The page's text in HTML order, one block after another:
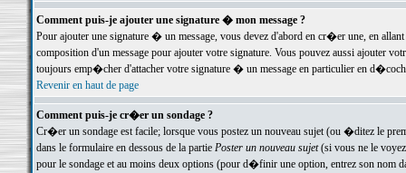
Comment puis-je ajouter une signature � mon message ?
Pour ajouter une signature � un message, vous devez d'abord en cr�er une, en
composition d'un message pour ajouter votre signature. Vous pouvez aussi ajouter
toujours emp�cher d'attacher votre signature � un message en particulier en
Revenir en haut de page
Comment puis-je cr�er un sondage ?
Cr�er un sondage est facile; lorsque vous postez un nouveau sujet (ou �ditez le
dans le formulaire en dessous de la partie Poster un nouveau sujet(si vous ne le voyez
pour le sondage et au moins deux options (pour d�finir une option, entrez son nom